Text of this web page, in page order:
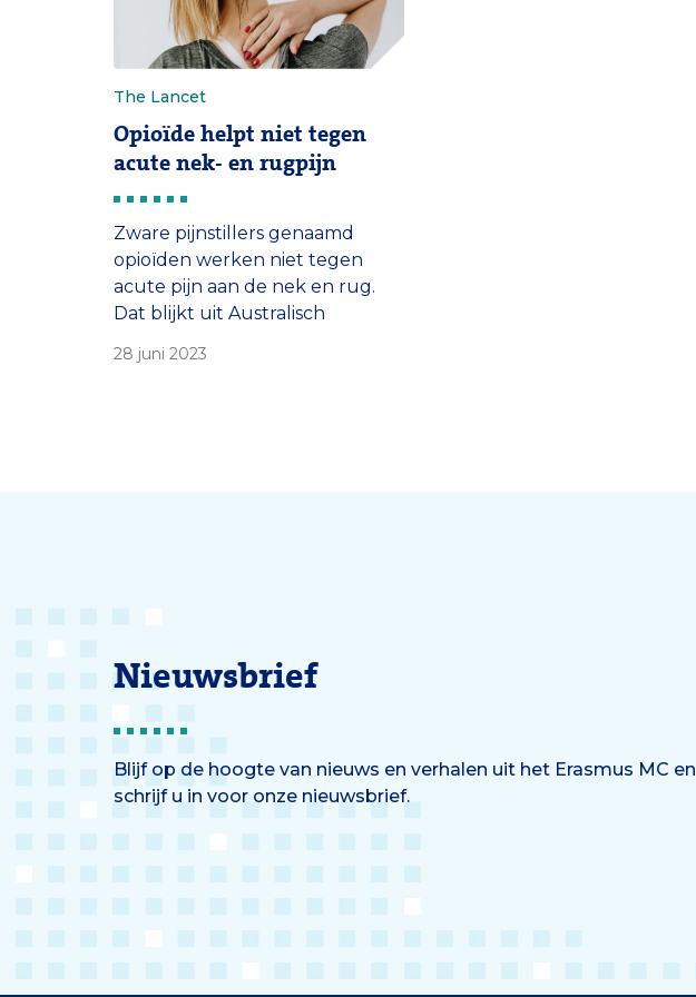
The Lancet
Opioïde helpt niet tegen
acute nek- en rugpijn
Zware pijnstillers genaamd
opioïden werken niet tegen
acute pijn aan de nek en rug.
Dat blijkt uit Australisch
van prof. Bart Koes van het
28 juni 2023
Nieuwsbrief
Blijf op de hoogte van nieuws en verhalen uit het Erasmus MC en
schrijf u in voor onze nieuwsbrief.